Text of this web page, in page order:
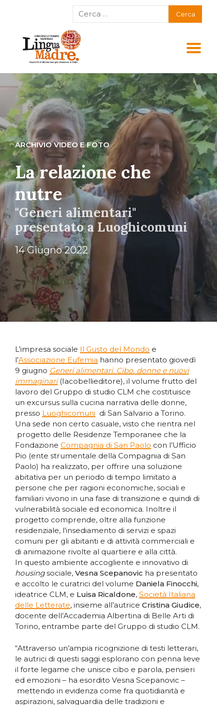
ARCHIVIO VIDEO E FOTO
La relazione che
nutre
"Generi alimentari"
presentato a Luoghicomuni
14 Giugno 2022
L’impresa sociale Il Gusto del Mondo e
l’Associazione Eufemia hanno presentato giovedì
9 giugno Generi alimentari. Cibo, donne e nuovi
immaginari(Iacobellieditore), il volume frutto del
lavoro del Gruppo di studio CLM che costituisce
un excursus sulla cucina narrativa delle donne,
presso Luoghicomuni di San Salvario a Torino.
Una sede non certo casuale, visto che rientra nel
progetto delle Residenze Temporanee che la
FondazioneCompagnia di San Paolo con l’Ufficio
Pio (ente strumentale della Compagnia di San
Paolo) ha realizzato, per offrire una soluzione
abitativa per un periodo di tempo limitato a
persone che per ragioni economiche, sociali e
familiari vivono in una fase di transizione e quindi di
vulnerabilità sociale ed economica. Inoltre il
progetto comprende, oltre alla funzione
residenziale, l’insediamento di servizi e spazi
comuni per gli abitanti e di attività commerciali e
di animazione rivolte al quartiere e alla città.
In questo ambiente accogliente e innovativo di
housingsociale,Vesna Scepanovic ha presentato
e accolto le curatrici del volume Daniela Finocchi,
ideatrice CLM, e Luisa Ricaldone,Società Italiana
delle Letterate, insieme all’autriceCristina Giudice,
docente dell’Accademia Albertina di Belle Arti di
Torino, entrambe parte del Gruppo di studio CLM.
“Attraverso un’ampia ricognizione di testi letterari,
le autrici di questi saggi esplorano con penna lieve
il forte legame che unisce cibo e parola, pensieri
ed emozioni – ha esordito Vesna Scepanovic –
mettendo in evidenza come fra quotidianità e
aspirazioni, salvaguardia delle tradizioni e